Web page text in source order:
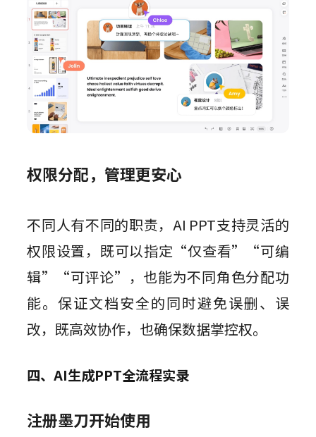
权限分配，管理更安心
不同人有不同的职责，AI PPT支持灵活的
权限设置，既可以指定“仅查看”“可编
辑”“可评论”，也能为不同角色分配功
能。保证文档安全的同时避免误删、误
改，既高效协作，也确保数据掌控权。
四、AI生成PPT全流程实录
注册墨刀开始使用